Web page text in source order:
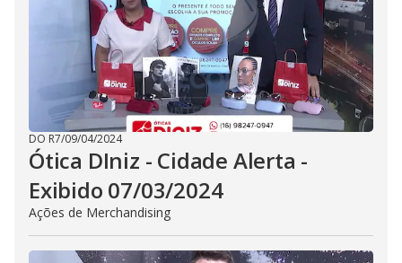
DO R7/09/04/2024
Ótica DIniz - Cidade Alerta -
Exibido 07/03/2024
Ações de Merchandising